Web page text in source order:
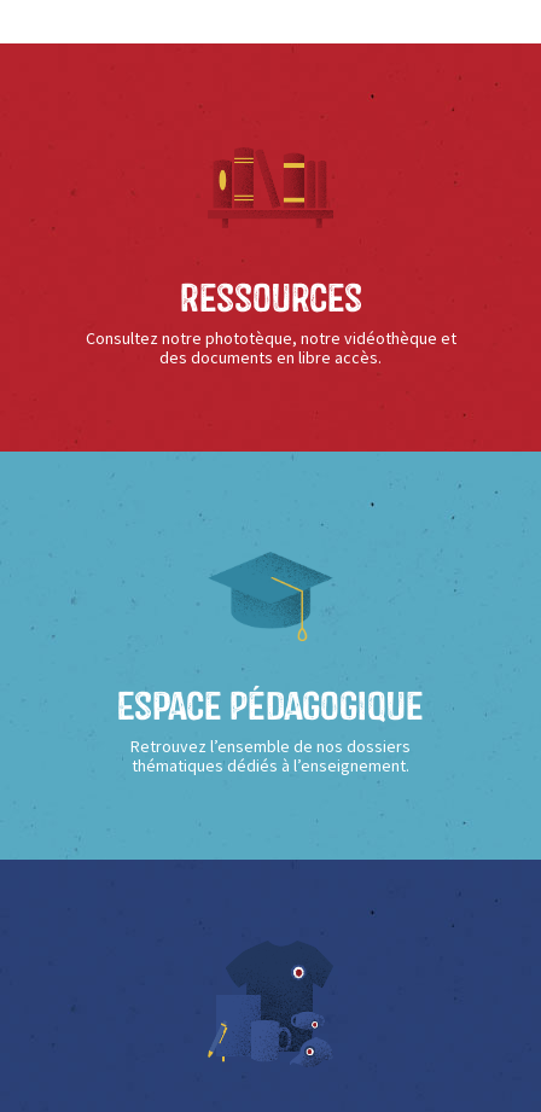
Ressources
Consultez notre phototèque, notre vidéothèque et
des documents en libre accès.
Espace Pédagogique
Retrouvez l’ensemble de nos dossiers
thématiques dédiés à l’enseignement.